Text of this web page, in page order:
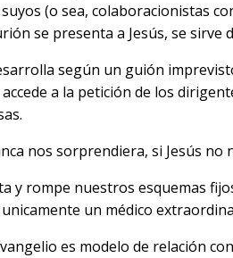
(o sea, colaboracionistas
se presenta a Jesús, se
según un guión
a la petición de los
nos sorprendiera, si Jesús
y rompe nuestros esquemas
un médico
es modelo de relación